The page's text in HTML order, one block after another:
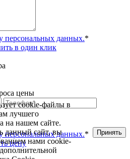
персональных данных.*
в один клик
цены
персональных данных.*
цену
cookie-файлы в
лучшего
на нашем сайте.
данный сайт, вы
нами cookie-
Принять